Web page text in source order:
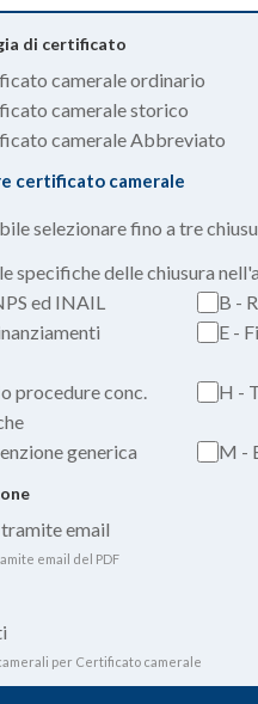
di certificato
camerale ordinario
camerale storico
camerale Abbreviato
certificato camerale
selezionare fino a tre
specifiche delle chiusura
ed INAIL
B -
E -
procedure conc.
H -
generica M -
email
email del PDF
per Certificato camerale